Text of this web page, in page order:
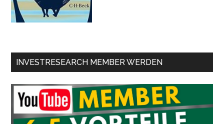
INVESTRESEARCH MEMBER WERDEN